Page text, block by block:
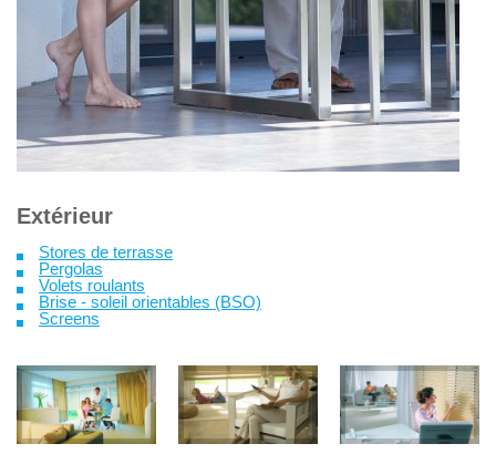
Extérieur
Stores de terrasse
Pergolas
Volets roulants
Brise - soleil orientables (BSO)
Screens